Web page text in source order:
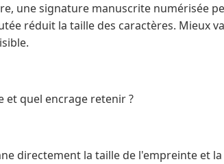
une signature manuscrite numérisée
réduit la taille des caractères. Mieux
et quel encrage retenir ?
directement la taille de l'empreinte et